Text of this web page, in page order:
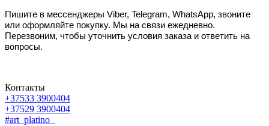
Пишите в мессенджеры Viber, Telegram, WhatsApp, звоните
или оформляйте покупку. Мы на связи ежедневно.
Перезвоним, чтобы уточнить условия заказа и ответить на
вопросы.
Контакты
+37533 3900404
+37529 3900404
#art_platino